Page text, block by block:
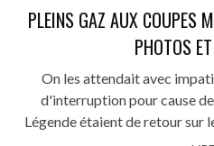
PLEINS GAZ AUX COUPES
PHOTOS
On les attendait avec
d'interruption pour cause
Légende étaient de retour sur